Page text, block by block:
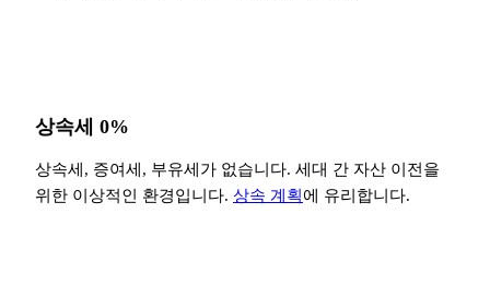
상속세 0%
상속세, 증여세, 부유세가 없습니다. 세대 간 자산 이전을
위한 이상적인 환경입니다. 상속 계획에 유리합니다.